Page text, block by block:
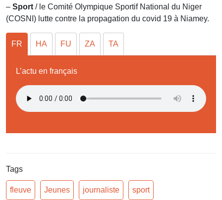
– Sport / le Comité Olympique Sportif National du Niger
(COSNI) lutte contre la propagation du covid 19 à Niamey.
FR HA FU ZA TA
L’actu en français
Tags
fleuve Jeunes journaliste sport